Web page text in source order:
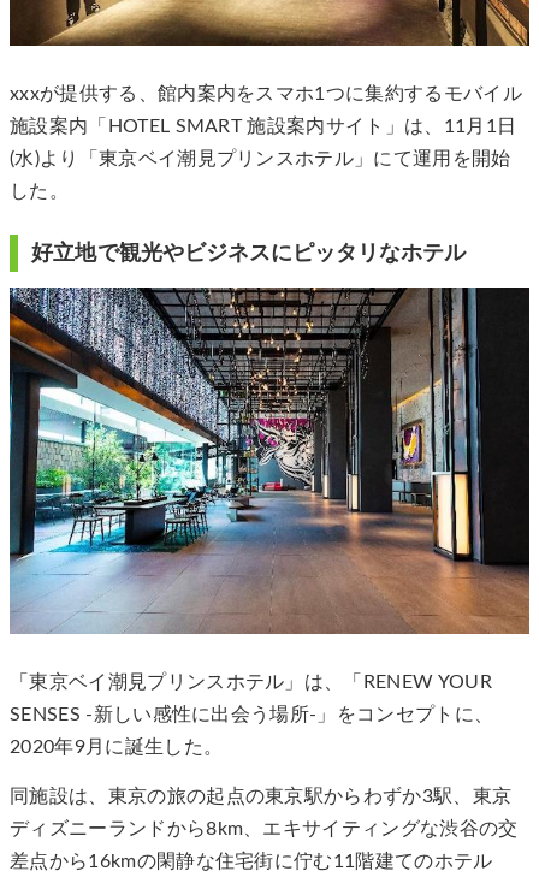
xxxが提供する、館内案内をスマホ1つに集約するモバイル
施設案内「HOTEL SMART 施設案内サイト」は、11月1日
(水)より「東京ベイ潮見プリンスホテル」にて運用を開始
した。
好立地で観光やビジネスにピッタリなホテル
「東京ベイ潮見プリンスホテル」は、「RENEW YOUR
SENSES -新しい感性に出会う場所-」をコンセプトに、
2020年9月に誕生した。
同施設は、東京の旅の起点の東京駅からわずか3駅、東京
ディズニーランドから8km、エキサイティングな渋谷の交
差点から16kmの閑静な住宅街に佇む11階建てのホテル